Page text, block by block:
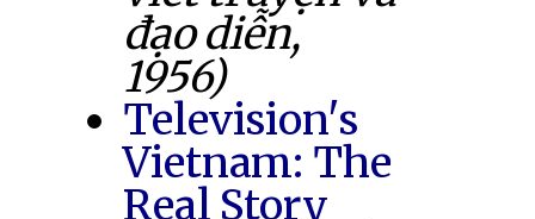
đạo diễn,
1956)
Television's
Vietnam: The
Real Story